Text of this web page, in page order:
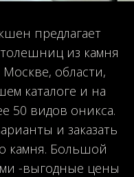
предлагает
из камня
области,
каталоге и на
50 видов оникса.
и заказать
камня. Большой
-выгодные цены